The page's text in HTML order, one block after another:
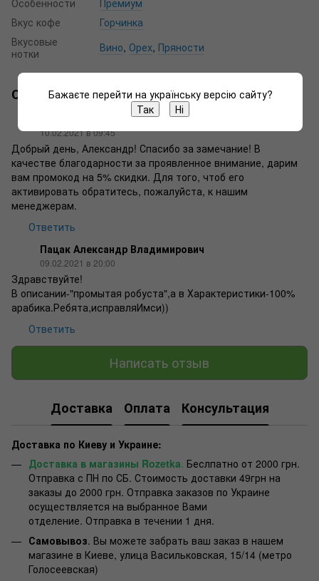
Вкус кофе
Горчинка
Вкусовые
нотки
Вино, Орех, Пряности
Отзывы 2
10.02.2021 в 09:45
Добрый день, Александр! Спасибо за замечание! В
качестве благодарности за проявленное внимание, дарим
вам промокод на 5% скидки. Для того, чтоб его
активировать обратитесь, пожалуйста, к нашим
менеджерам.
Ответить
Пацак Александр Владимирович
09.02.2021 в 20:00
Здравствуйте!
В описании-"промытая робуста",а в Характеристики-100%
арабика.Ребята,исправляИмси))
Ответить
Написать отзыв
Доставка Оплата Консультация
Доставка по Киеву и Украине:
Доставка в магазины Rozetka. Беслпатно от 2000 грн.
Отправка с ПН по СБ. Стоимость доставки 49грн на
заказы до 2000 грн. Отправка заказов по Украине
осуществляется на выбранное Вами
отделение. Отправка в течении 1 дня.
Самовывоз. Вы можете забрать ваш заказ в нашем
магазине в Киеве, улица Васильковская, 15/14 (метро
Голосеевская)
Бажаєте перейти на українську версію сайту?
Так
Ні